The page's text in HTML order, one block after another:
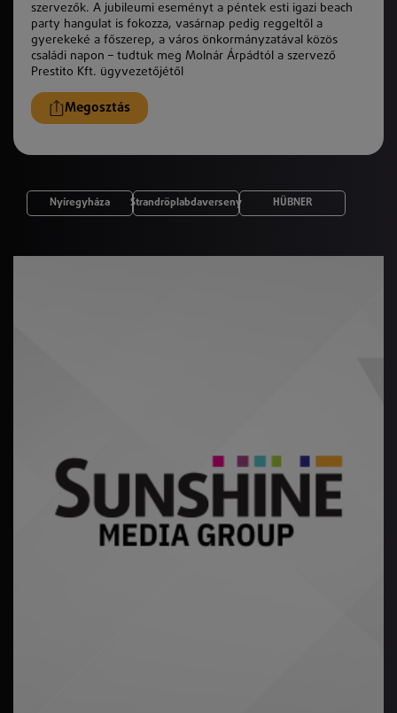
szervezők. A jubileumi eseményt a péntek esti igazi beach
party hangulat is fokozza, vasárnap pedig reggeltől a
gyerekeké a főszerep, a város önkormányzatával közös
családi napon – tudtuk meg Molnár Árpádtól a szervező
Prestito Kft. ügyvezetőjétől
Megosztás
Nyíregyháza Strandröplabdaverseny HÜBNER